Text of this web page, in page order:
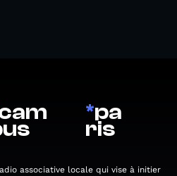
*pa
ris
associative locale qui vise à initier